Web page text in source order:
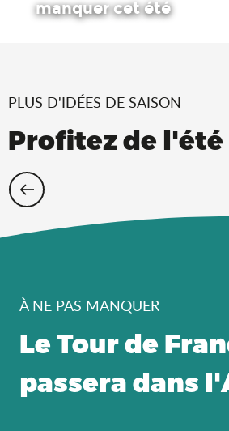
manquer cet été
PLUS D'IDÉES DE SAISON
Profitez de l'été
Cet été, échappez-vous
À NE PAS MANQUER
Le Tour de
passera dans